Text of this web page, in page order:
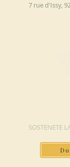
7 rue d'Issy,
SOSTENETE